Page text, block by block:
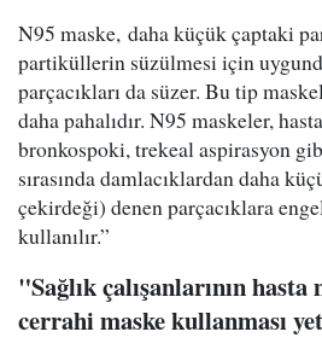
N95 maske, daha küçük çaptaki
partiküllerin süzülmesi için
parçacıkları da süzer. Bu tip
daha pahalıdır. N95 maskeler,
bronkospoki, trekeal aspirasyon
sırasında damlacıklardan daha
çekirdeği) denen parçacıklara
kullanılır.”
"Sağlık çalışanlarının hasta
cerrahi maske kullanması